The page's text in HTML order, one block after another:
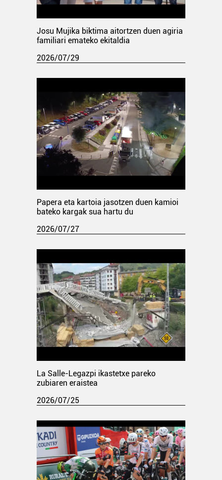
Josu Mujika biktima aitortzen duen agiria
familiari emateko ekitaldia
2026/07/29
Papera eta kartoia jasotzen duen kamioi
bateko kargak sua hartu du
2026/07/27
La Salle-Legazpi ikastetxe pareko
zubiaren eraistea
2026/07/25